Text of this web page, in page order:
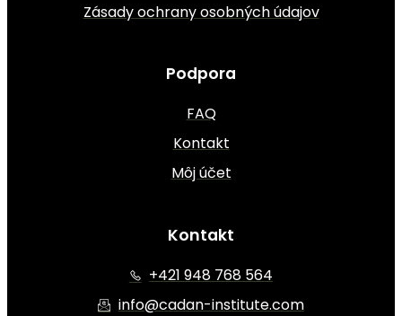
Zásady ochrany osobných údajov
Podpora
FAQ
Kontakt
Môj účet
Kontakt
+421 948 768 564
info@cadan-institute.com